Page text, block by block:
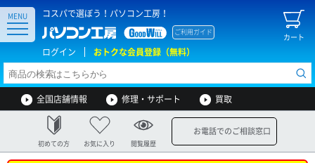
コスパで選ぼう！パソコン工房！
カート
ご利用ガイド
ログイン おトクな会員登録（無料）
MENU
全国店舗情報 修理・サポート 買取
初めての方 お気に入り 閲覧履歴
お電話でのご相談窓口